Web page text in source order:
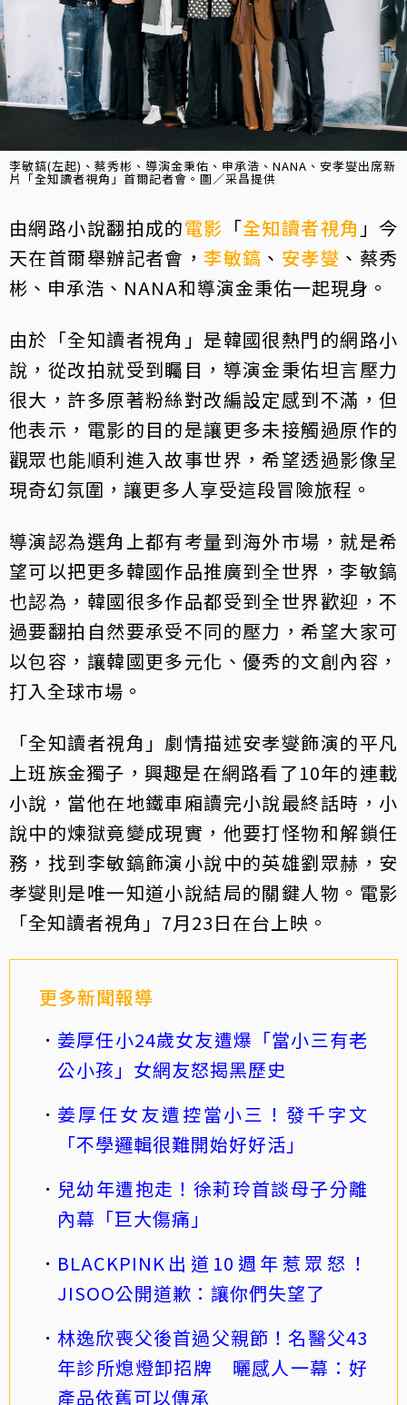
李敏鎬(左起)、蔡秀彬、導演金秉佑、申承浩、NANA、安孝燮出席新
片「全知讀者視角」首爾記者會。圖／采昌提供
由網路小說翻拍成的電影 「全知讀者視角 」今
天在首爾舉辦記者會， 李敏鎬 、 安孝燮 、蔡秀
彬、申承浩、NANA和導演金秉佑一起現身。
由於「全知讀者視角」是韓國很熱門的網路小
說，從改拍就受到矚目，導演金秉佑坦言壓力
很大，許多原著粉絲對改編設定感到不滿，但
他表示，電影的目的是讓更多未接觸過原作的
觀眾也能順利進入故事世界，希望透過影像呈
現奇幻氛圍，讓更多人享受這段冒險旅程。
導演認為選角上都有考量到海外市場，就是希
望可以把更多韓國作品推廣到全世界，李敏鎬
也認為，韓國很多作品都受到全世界歡迎，不
過要翻拍自然要承受不同的壓力，希望大家可
以包容，讓韓國更多元化、優秀的文創內容，
打入全球市場。
「全知讀者視角」劇情描述安孝燮飾演的平凡
上班族金獨子，興趣是在網路看了10年的連載
小說，當他在地鐵車廂讀完小說最終話時，小
說中的煉獄竟變成現實，他要打怪物和解鎖任
務，找到李敏鎬飾演小說中的英雄劉眾赫，安
孝燮則是唯一知道小說結局的關鍵人物。電影
「全知讀者視角」7月23日在台上映。
更多新聞報導
姜厚任小24歲女友遭爆「當小三有老
公小孩」女網友怒揭黑歷史
姜厚任女友遭控當小三！發千字文
「不學邏輯很難開始好好活」
兒幼年遭抱走！徐莉玲首談母子分離
內幕「巨大傷痛」
BLACKPINK出道10週年惹眾怒！
JISOO公開道歉：讓你們失望了
林逸欣喪父後首過父親節！名醫父43
年診所熄燈卸招牌 曬感人一幕：好
產品依舊可以傳承